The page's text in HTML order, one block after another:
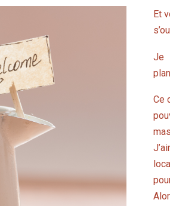
Et
Je
Ce